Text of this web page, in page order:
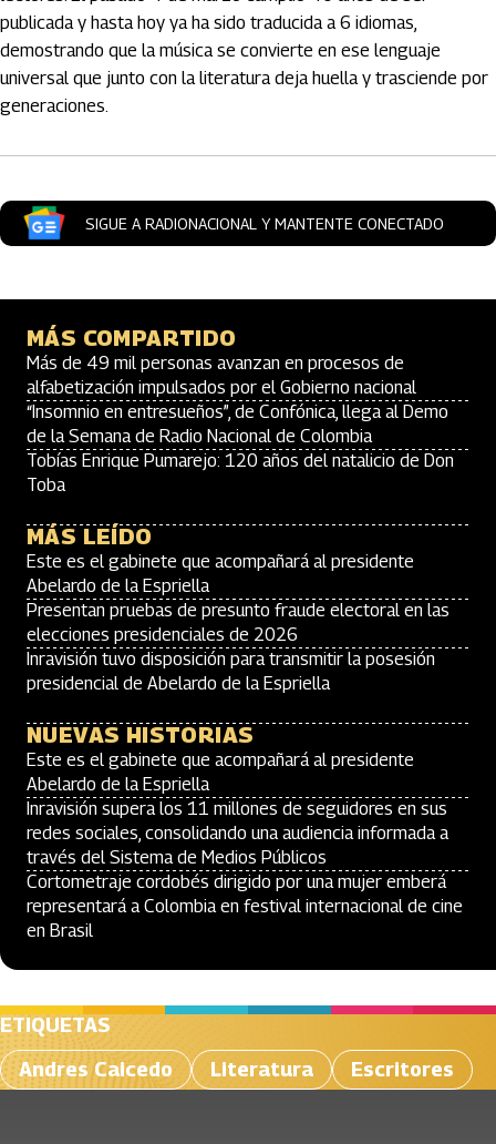
publicada y hasta hoy ya ha sido traducida a 6 idiomas,
demostrando que la música se convierte en ese lenguaje
universal que junto con la literatura deja huella y trasciende por
generaciones.
SIGUE A RADIONACIONAL Y MANTENTE CONECTADO
MÁS COMPARTIDO
Más de 49 mil personas avanzan en procesos de
alfabetización impulsados por el Gobierno nacional
“Insomnio en entresueños”, de Confónica, llega al Demo
de la Semana de Radio Nacional de Colombia
Tobías Enrique Pumarejo: 120 años del natalicio de Don
Toba
MÁS LEÍDO
Este es el gabinete que acompañará al presidente
Abelardo de la Espriella
Presentan pruebas de presunto fraude electoral en las
elecciones presidenciales de 2026
Inravisión tuvo disposición para transmitir la posesión
presidencial de Abelardo de la Espriella
NUEVAS HISTORIAS
Este es el gabinete que acompañará al presidente
Abelardo de la Espriella
Inravisión supera los 11 millones de seguidores en sus
redes sociales, consolidando una audiencia informada a
través del Sistema de Medios Públicos
Cortometraje cordobés dirigido por una mujer emberá
representará a Colombia en festival internacional de cine
en Brasil
ETIQUETAS
Andres Caicedo
Literatura Escritores